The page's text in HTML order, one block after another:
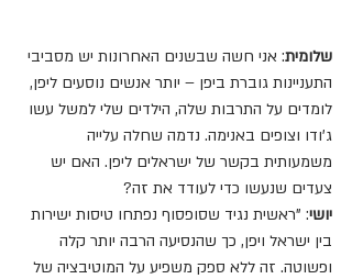
שלומית: אני חשה שבשנים האחרונות יש מסביבי
התעניינות גוברת ביפן – יותר אנשים נוסעים ליפן,
לומדים על התרבות שלה, הילדים שלי למשל עשו
ג'ודו וצופים באנימה. נדמה שחלה עלייה
משמעותית בקשר של ישראלים ליפן. האם יש
צעדים שנעשו כדי לעודד את זה?
יושי: "ראשית נגיד שסופסוף נפתחו טיסות ישירות
בין ישראל ויפן, כך שהנסיעה הרבה יותר קלה
ופשוטה. זה ללא ספק משפיע על המוטיבציה של